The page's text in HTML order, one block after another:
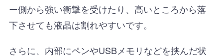
ー側から強い衝撃を受けたり、高いところから落
下させても液晶は割れやすいです。
さらに、内部にペンやUSBメモリなどを挟んだ状